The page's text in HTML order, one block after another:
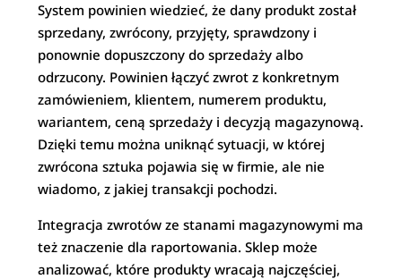
System powinien wiedzieć, że dany produkt został
sprzedany, zwrócony, przyjęty, sprawdzony i
ponownie dopuszczony do sprzedaży albo
odrzucony. Powinien łączyć zwrot z konkretnym
zamówieniem, klientem, numerem produktu,
wariantem, ceną sprzedaży i decyzją magazynową.
Dzięki temu można uniknąć sytuacji, w której
zwrócona sztuka pojawia się w firmie, ale nie
wiadomo, z jakiej transakcji pochodzi.
Integracja zwrotów ze stanami magazynowymi ma
też znaczenie dla raportowania. Sklep może
analizować, które produkty wracają najczęściej,